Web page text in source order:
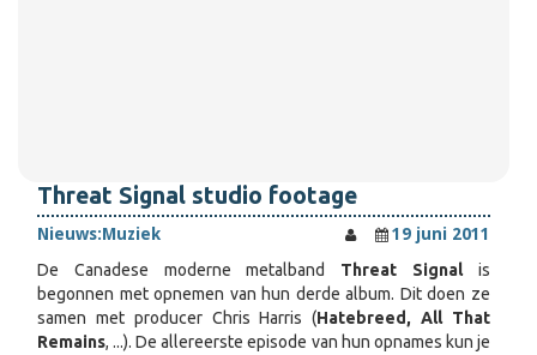
Threat Signal studio footage
Nieuws:Muziek
19 juni 2011
De Canadese moderne metalband Threat Signalis
begonnen met opnemen van hun derde album. Dit doen ze
samen met producer Chris Harris (Hatebreed, All That
Remains, ...). De allereerste episode van hun opnames kun je